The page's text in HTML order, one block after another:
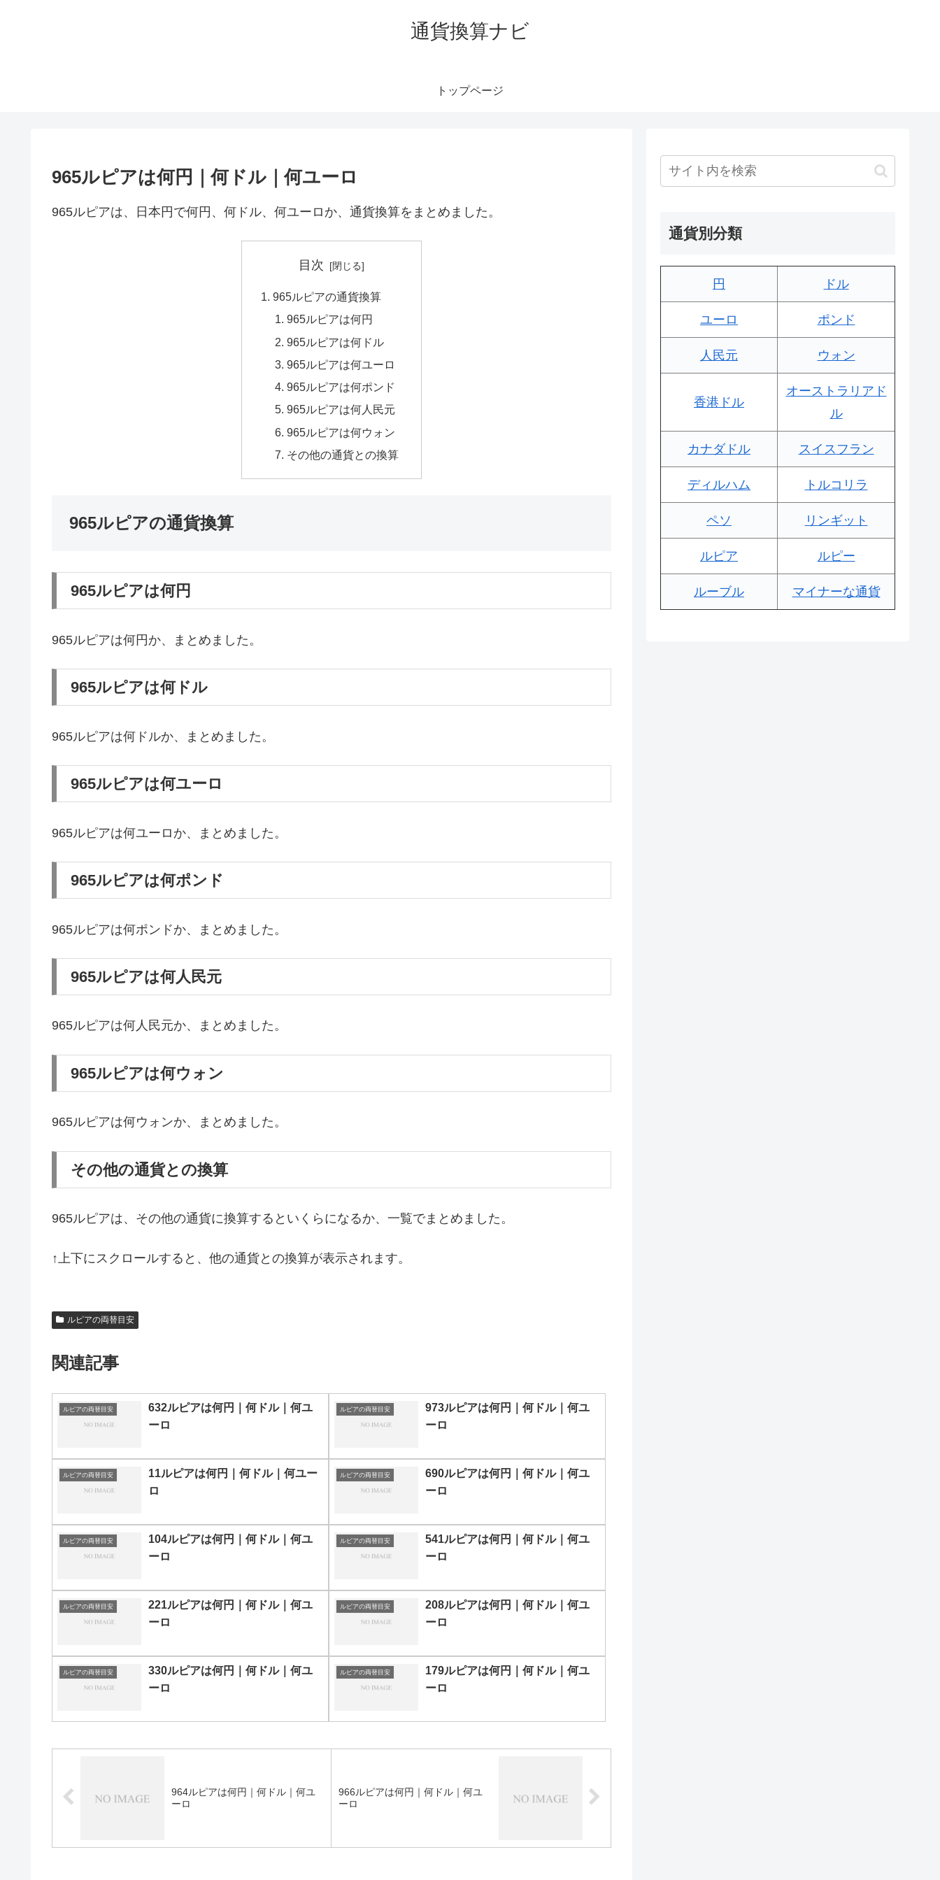
通貨換算ナビ
トップページ
965ルピアは何円｜何ドル｜何ユーロ
965ルピアは、日本円で何円、何ドル、何ユーロか、通貨換算をまとめました。
目次
965ルピアの通貨換算
965ルピアは何円
965ルピアは何ドル
965ルピアは何ユーロ
965ルピアは何ポンド
965ルピアは何人民元
965ルピアは何ウォン
その他の通貨との換算
965ルピアの通貨換算
965ルピアは何円
965ルピアは何円か、まとめました。
965ルピアは何ドル
965ルピアは何ドルか、まとめました。
965ルピアは何ユーロ
965ルピアは何ユーロか、まとめました。
965ルピアは何ポンド
965ルピアは何ポンドか、まとめました。
965ルピアは何人民元
965ルピアは何人民元か、まとめました。
965ルピアは何ウォン
965ルピアは何ウォンか、まとめました。
その他の通貨との換算
965ルピアは、その他の通貨に換算するといくらになるか、一覧でまとめました。
↑上下にスクロールすると、他の通貨との換算が表示されます。
ルピアの両替目安
関連記事
ルピアの両替目安
632ルピアは何円｜何ドル｜何ユ
ーロ
ルピアの両替目安
973ルピアは何円｜何ドル｜何ユ
ーロ
ルピアの両替目安
11ルピアは何円｜何ドル｜何ユー
ロ
ルピアの両替目安
690ルピアは何円｜何ドル｜何ユ
ーロ
ルピアの両替目安
104ルピアは何円｜何ドル｜何ユ
ーロ
ルピアの両替目安
541ルピアは何円｜何ドル｜何ユ
ーロ
ルピアの両替目安
221ルピアは何円｜何ドル｜何ユ
ーロ
ルピアの両替目安
208ルピアは何円｜何ドル｜何ユ
ーロ
ルピアの両替目安
330ルピアは何円｜何ドル｜何ユ
ーロ
ルピアの両替目安
179ルピアは何円｜何ドル｜何ユ
ーロ
964ルピアは何円｜何ドル｜何ユ
ーロ
966ルピアは何円｜何ドル｜何ユ
ーロ
通貨別分類
円 ドル
ユーロ ポンド
人民元 ウォン
香港ドル
オーストラリアド
ル
カナダドル スイスフラン
ディルハム トルコリラ
ペソ リンギット
ルピア ルピー
ルーブル マイナーな通貨